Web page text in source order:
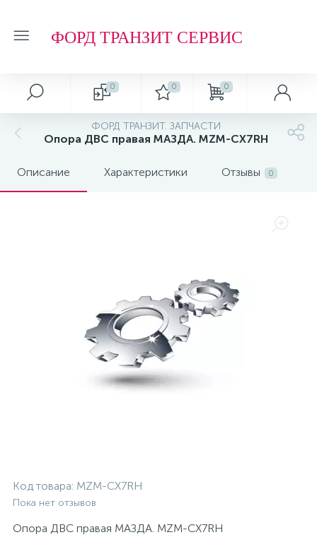
ФОРД ТРАНЗИТ СЕРВИС
0 0 0
ФОРД ТРАНЗИТ. ЗАПЧАСТИ
Опора ДВС правая МАЗДА. MZM-CX7RH
Описание Характеристики Отзывы 0
Код товара: MZM-CX7RH
Пока нет отзывов
Опора ДВС правая МАЗДА. MZM-CX7RH